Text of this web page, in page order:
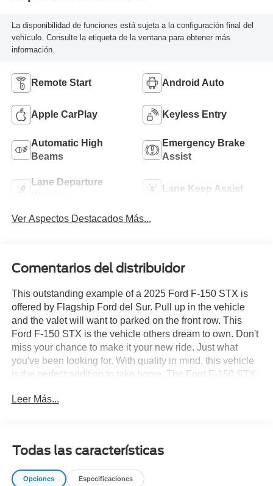
La disponibilidad de funciones está sujeta a la configuración final del
vehículo. Consulte la etiqueta de la ventana para obtener más
información.
Remote Start Android Auto
Apple CarPlay Keyless Entry
Automatic High
Beams
Emergency Brake
Assist
Lane Departure
Lane Keep Assist
Ver Aspectos Destacados Más...
Comentarios del distribuidor
This outstanding example of a 2025 Ford F-150 STX is
offered by Flagship Ford del Sur. Pull up in the vehicle
and the valet will want to parked on the front row. This
Ford F-150 STX is the vehicle others dream to own. Don't
miss your chance to make it your new ride. Just what
you've been looking for. With quality in mind, this vehicle
is the perfect addition to take home. The Ford F-150 STX
in a car -- Quality, Reliability, and Character. This is about
Leer Más...
Todas las características
Opciones Especificaciones